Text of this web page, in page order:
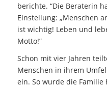
berichte. “Die Beraterin
Einstellung: „Menschen
ist wichtig! Leben und
Motto!”
Schon mit vier Jahren
Menschen in ihrem
ein. So wurde die